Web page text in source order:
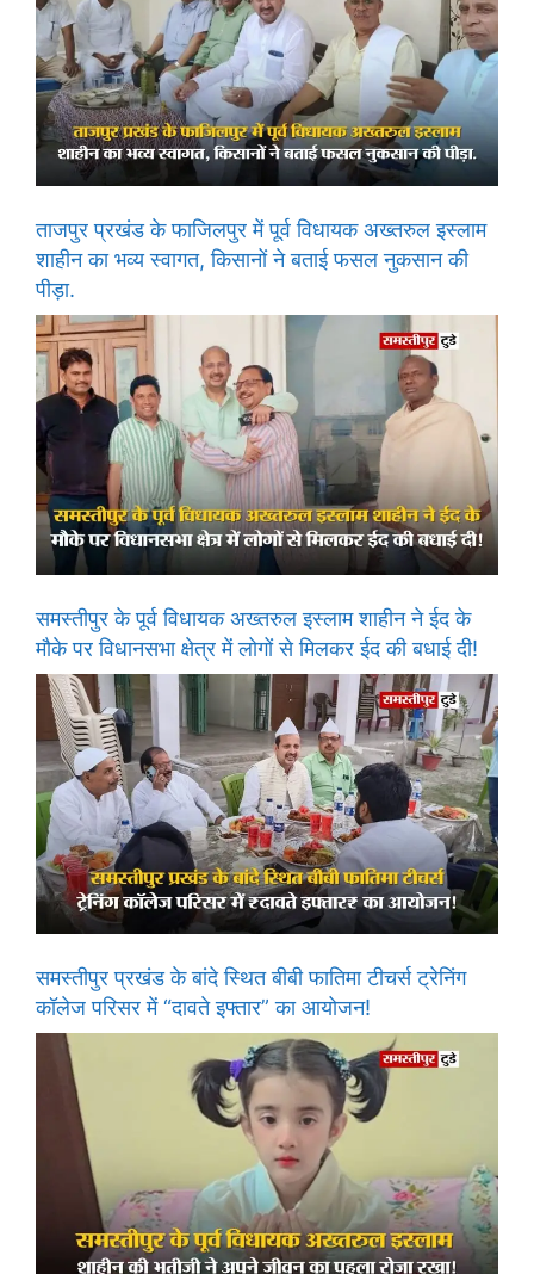
ताजपुर प्रखंड के फाजिलपुर में पूर्व विधायक अख्तरुल इस्लाम
शाहीन का भव्य स्वागत, किसानों ने बताई फसल नुकसान की
पीड़ा.
समस्तीपुर के पूर्व विधायक अख्तरुल इस्लाम शाहीन ने ईद के
मौके पर विधानसभा क्षेत्र में लोगों से मिलकर ईद की बधाई दी!
समस्तीपुर प्रखंड के बांदे स्थित बीबी फातिमा टीचर्स ट्रेनिंग
कॉलेज परिसर में “दावते इफ्तार” का आयोजन!